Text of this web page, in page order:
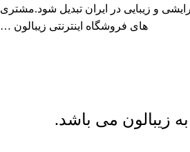
و زیبایی در ایران تبدیل شود.مشتری
های فروشگاه اینترنتی زیبالون …
زیبالون می باشد.